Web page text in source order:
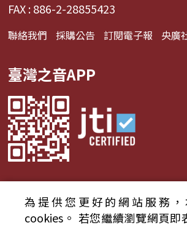
FAX : 886-2-28855423
聯絡我們 採購公告 訂閱電子報 央廣
臺灣之音APP
© 2024財團法人中央廣播電臺
為提供您更好的網站服務
cookies。 若您繼續瀏覽網頁即